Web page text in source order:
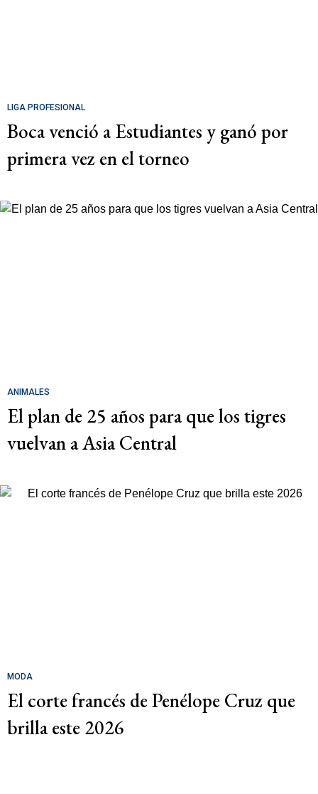
LIGA PROFESIONAL
Boca venció a Estudiantes y ganó por
primera vez en el torneo
ANIMALES
El plan de 25 años para que los tigres
vuelvan a Asia Central
MODA
El corte francés de Penélope Cruz que
brilla este 2026